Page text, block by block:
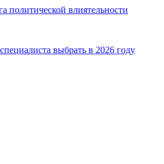
политической влиятельности
выбрать в 2026 году